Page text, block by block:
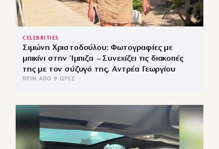
CELEBRITIES
Σιμώνη Χριστοδούλου: Φωτογραφίες με
μπικίνι στην Ίμπιζα – Συνεχίζει τις διακοπές
της με τον σύζυγό της, Αντρέα Γεωργίου
ΠΡΙΝ ΑΠΌ 9 ΏΡΕΣ